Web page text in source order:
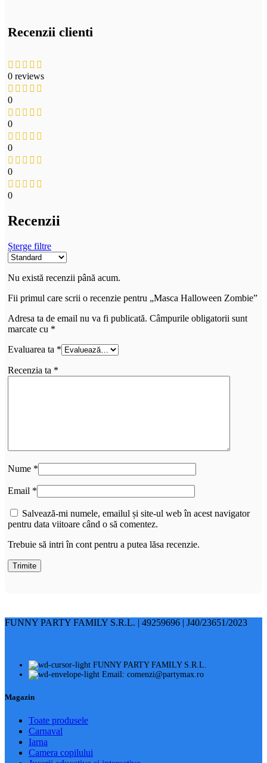
Recenzii clienti
0 reviews
0
0
0
0
0
Recenzii
Șterge filtre
Nu există recenzii până acum.
Fii primul care scrii o recenzie pentru „Masca Halloween Zombie”
Adresa ta de email nu va fi publicată. Câmpurile obligatorii sunt
marcate cu *
Evaluarea ta *
Recenzia ta *
Nume *
Email *
Salvează-mi numele, emailul și site-ul web în acest navigator
pentru data viitoare când o să comentez.
Trebuie să intri în cont pentru a putea lăsa recenzie.
FUNNY PARTY FAMILY S.R.L. | 49259696 | J40/23651/2023
FUNNY PARTY FAMILY S.R.L.
Email: comenzi@partymax.ro
Magazin
Toate produsele
Carnaval
Iarna
Camera copilului